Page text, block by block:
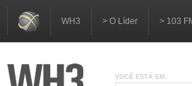
WH3 > O Líder > 103
VOCÊ ESTÁ EM: